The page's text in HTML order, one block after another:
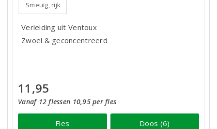
Smeuïg, rijk
Verleiding uit Ventoux
Zwoel & geconcentreerd
11,95
Vanaf 12 flessen 10,95 per fles
Fles Doos (6)